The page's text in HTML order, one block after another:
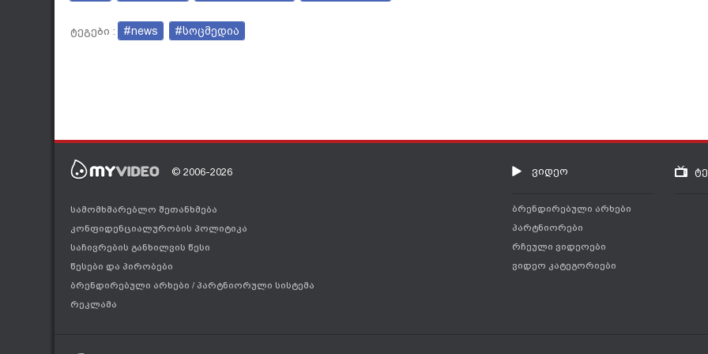
ტეგები : #news #სოცმედია
© 2006-2026
სამომხმარებლო შეთანხმება
კონფიდენციალურობის პოლიტიკა
საჩივრების განხილვის წესი
წესები და პირობები
ბრენდირებული არხები / პარტნიორული სისტემა
რეკლამა
ვიდეო
ბრენდირებული არხები
პარტნიორები
რჩეული ვიდეოები
ვიდეო კატეგორიები